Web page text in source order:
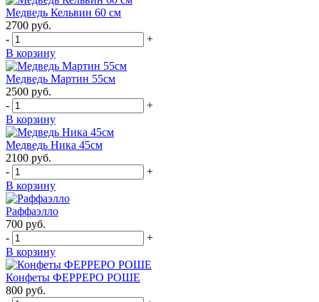
Медведь Кельвин 60 см
2700 руб.
-
+
В корзину
Медведь Мартин 55см
2500 руб.
-
+
В корзину
Медведь Ника 45см
2100 руб.
-
+
В корзину
Раффаэлло
700 руб.
-
+
В корзину
Конфеты ФЕРРЕРО РОШЕ
800 руб.